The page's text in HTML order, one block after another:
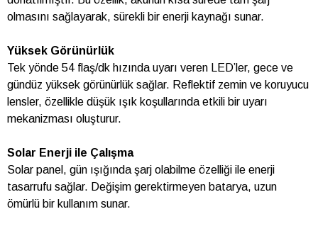
olmasını sağlayarak, sürekli bir enerji kaynağı sunar.
Yüksek Görünürlük
Tek yönde 54 flaş/dk hızında uyarı veren LED’ler, gece ve
gündüz yüksek görünürlük sağlar. Reflektif zemin ve koruyucu
lensler, özellikle düşük ışık koşullarında etkili bir uyarı
mekanizması oluşturur.
Solar Enerji ile Çalışma
Solar panel, gün ışığında şarj olabilme özelliği ile enerji
tasarrufu sağlar. Değişim gerektirmeyen batarya, uzun
ömürlü bir kullanım sunar.